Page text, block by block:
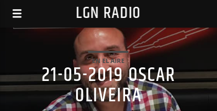
LGN RADIO
EN EL AIRE
21-05-2019 OSCAR
OLIVEIRA